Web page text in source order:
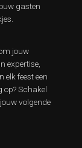
gasten
jouw
expertise,
feest een
Schakel
volgende